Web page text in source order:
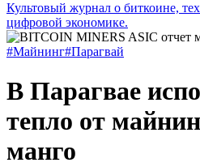
Культовый журнал о биткоине,
цифровой экономике.
#Майнинг#Парагвай
В Парагвае
тепло от
манго